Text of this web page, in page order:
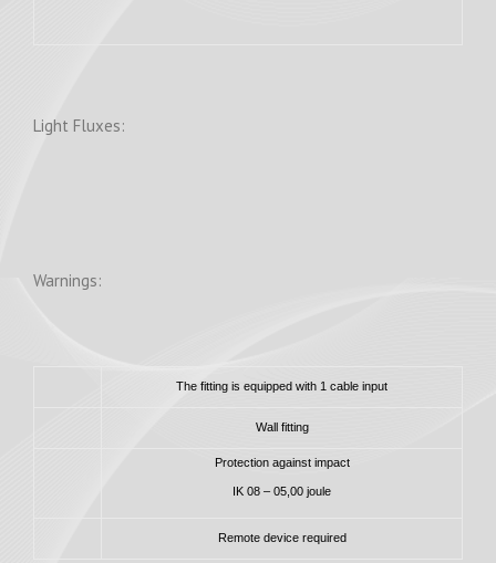
Light Fluxes:
Warnings:
The fitting is equipped with 1 cable input
Wall fitting
Protection against impact
IK 08 – 05,00 joule
Remote device required